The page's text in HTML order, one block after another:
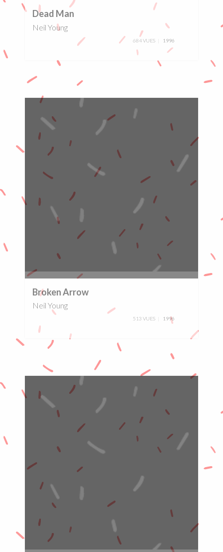
Dead Man
Neil Young
684 VUES 1996
0%
Broken Arrow
Neil Young
513 VUES 1996